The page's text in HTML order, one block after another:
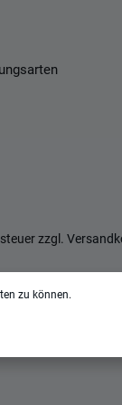
zzgl.
zu können.